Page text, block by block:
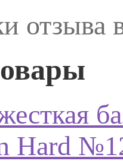
отзыва